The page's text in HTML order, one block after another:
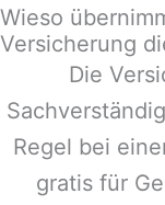
Wieso
Versicherung
Die
Regel bei
gratis für